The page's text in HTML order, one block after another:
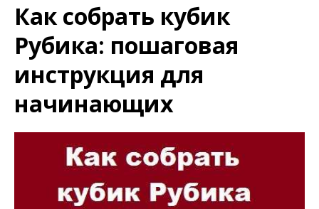
Как собрать кубик
Рубика: пошаговая
инструкция для
начинающих